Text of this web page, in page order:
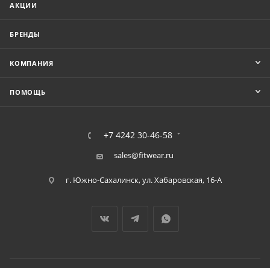
АКЦИИ
БРЕНДЫ
КОМПАНИЯ
ПОМОЩЬ
+7 4242 30-46-58
sales@fitwear.ru
г. Южно-Сахалинск, ул. Хабаровская, 16-А